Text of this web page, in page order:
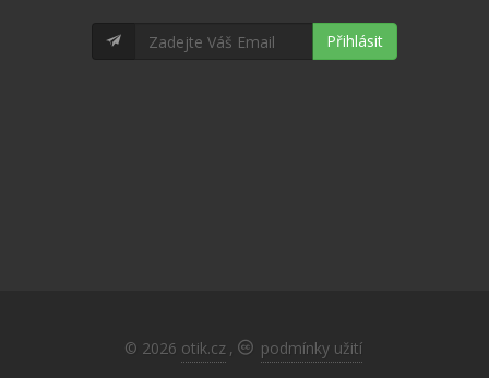
Přihlásit
© 2026 otik.cz , podmínky užití